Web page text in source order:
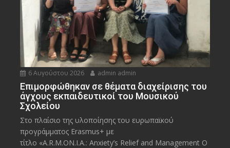
6 Αυγούστου 2026 admin admin
Eπιμορφώθηκαν σε θέματα διαχείρισης του
άγχους εκπαιδευτικοί του Μουσικού
Σχολείου
Στο πλαίσιο της υλοποίησης του ευρωπαϊκού
προγράμματος Erasmus+ με
τίτλο «A.R.M.ON.I.A.: Anxiety’s Relief and Management O